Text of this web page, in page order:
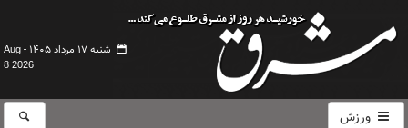
شنبه ۱۷ مرداد ۱۴۰۵ -
Aug
8 2026
ورزش